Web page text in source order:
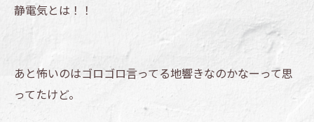
静電気とは！！
あと怖いのはゴロゴロ言ってる地響きなのかなーって思
ってたけど。